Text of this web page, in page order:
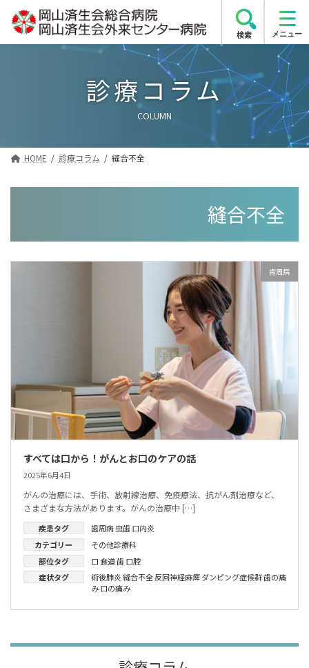
テ
ゲ
診療コラム
COLUMN
HOME 診療コラム 縫合不全
縫合不全
歯周病
すべては口から！がんとお口のケアの話
2025年6月4日
がんの治療には、手術、放射線治療、免疫療法、抗がん剤治療など、
さまざまな方法があります。がんの治療中 […]
疾患タグ 歯周病虫歯 口内炎
カテゴリー
その他診療科
部位タグ
口食道歯 口腔
症状タグ
術後肺炎縫合不全 反回神経麻痺 ダンピング症候群歯の痛
み 口の痛み
検索